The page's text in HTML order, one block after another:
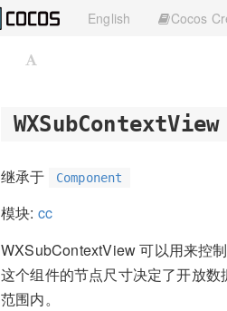
English Cocos
WXSubContextView
继承于 Component
模块: cc
WXSubContextView 可以用来控
这个组件的节点尺寸决定了开放
范围内。